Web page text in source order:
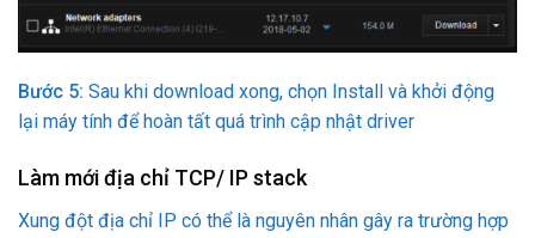
Bước 5: Sau khi download xong, chọn Install và khởi động
lại máy tính để hoàn tất quá trình cập nhật driver
Làm mới địa chỉ TCP/ IP stack
Xung đột địa chỉ IP có thể là nguyên nhân gây ra trường hợp